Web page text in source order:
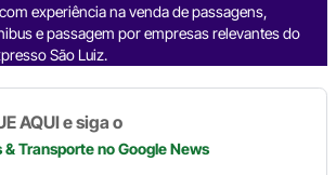
experiência na venda de passagens,
e passagem por empresas relevantes do
São Luiz.
AQUI e siga o
& Transporteno Google News